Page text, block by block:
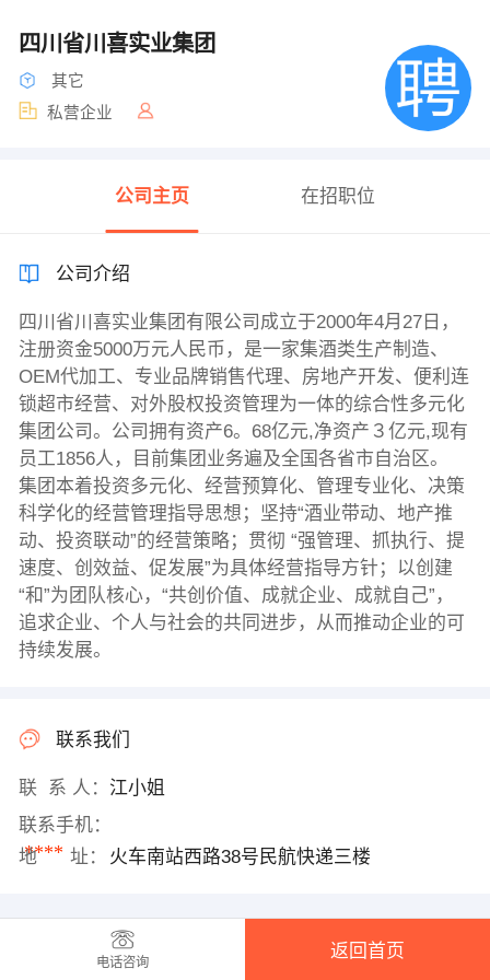
四川省川喜实业集团
其它
私营企业
公司主页 在招职位
公司介绍
四川省川喜实业集团有限公司成立于2000年4月27日，
注册资金5000万元人民币，是一家集酒类生产制造、
OEM代加工、专业品牌销售代理、房地产开发、便利连
锁超市经营、对外股权投资管理为一体的综合性多元化
集团公司。公司拥有资产6。68亿元,净资产３亿元,现有
员工1856人，目前集团业务遍及全国各省市自治区。
集团本着投资多元化、经营预算化、管理专业化、决策
科学化的经营管理指导思想；坚持“酒业带动、地产推
动、投资联动”的经营策略；贯彻 “强管理、抓执行、提
速度、创效益、促发展”为具体经营指导方针；以创建
“和”为团队核心，“共创价值、成就企业、成就自己”，
追求企业、个人与社会的共同进步，从而推动企业的可
持续发展。
联系我们
联 系 人： 江小姐
联系手机：
****
地 址： 火车南站西路38号民航快递三楼
电话咨询
返回首页